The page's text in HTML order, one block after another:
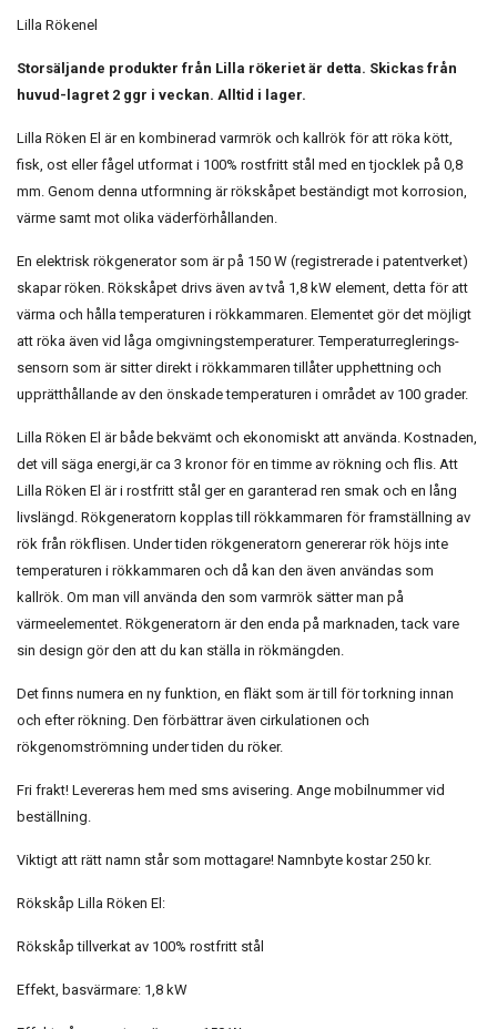
Lilla Rökenel
Storsäljande produkter från Lilla rökeriet är detta. Skickas från
huvud-lagret 2 ggr i veckan. Alltid i lager.
Lilla Röken El är en kombinerad varmrök och kallrök för att röka kött,
fisk, ost eller fågel utformat i 100% rostfritt stål med en tjocklek på 0,8
mm. Genom denna utformning är rökskåpet beständigt mot korrosion,
värme samt mot olika väderförhållanden.
En elektrisk rökgenerator som är på 150 W (registrerade i patentverket)
skapar röken. Rökskåpet drivs även av två 1,8 kW element, detta för att
värma och hålla temperaturen i rökkammaren. Elementet gör det möjligt
att röka även vid låga omgivningstemperaturer. Temperaturreglerings-
sensorn som är sitter direkt i rökkammaren tillåter upphettning och
upprätthållande av den önskade temperaturen i området av 100 grader.
Lilla Röken El är både bekvämt och ekonomiskt att använda. Kostnaden,
det vill säga energi,är ca 3 kronor för en timme av rökning och flis. Att
Lilla Röken El är i rostfritt stål ger en garanterad ren smak och en lång
livslängd. Rökgeneratorn kopplas till rökkammaren för framställning av
rök från rökflisen. Under tiden rökgeneratorn genererar rök höjs inte
temperaturen i rökkammaren och då kan den även användas som
kallrök. Om man vill använda den som varmrök sätter man på
värmeelementet. Rökgeneratorn är den enda på marknaden, tack vare
sin design gör den att du kan ställa in rökmängden.
Det finns numera en ny funktion, en fläkt som är till för torkning innan
och efter rökning. Den förbättrar även cirkulationen och
rökgenomströmning under tiden du röker.
Fri frakt! Levereras hem med sms avisering. Ange mobilnummer vid
beställning.
Viktigt att rätt namn står som mottagare! Namnbyte kostar 250 kr.
Rökskåp Lilla Röken El:
Rökskåp tillverkat av 100% rostfritt stål
Effekt, basvärmare: 1,8 kW